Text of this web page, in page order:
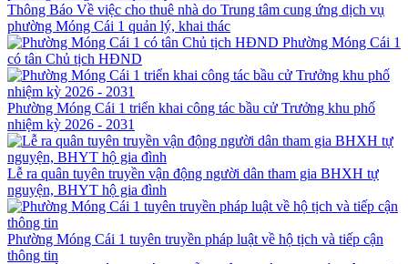
Thông Báo Về việc cho thuê nhà do Trung tâm cung ứng dịch vụ
phường Móng Cái 1 quản lý, khai thác
Phường Móng Cái 1
có tân Chủ tịch HĐND
Phường Móng Cái 1 triển khai công tác bầu cử Trưởng khu phố
nhiệm kỳ 2026 - 2031
Lễ ra quân tuyên truyền vận động người dân tham gia BHXH tự
nguyện, BHYT hộ gia đình
Phường Móng Cái 1 tuyên truyền pháp luật về hộ tịch và tiếp cận
thông tin